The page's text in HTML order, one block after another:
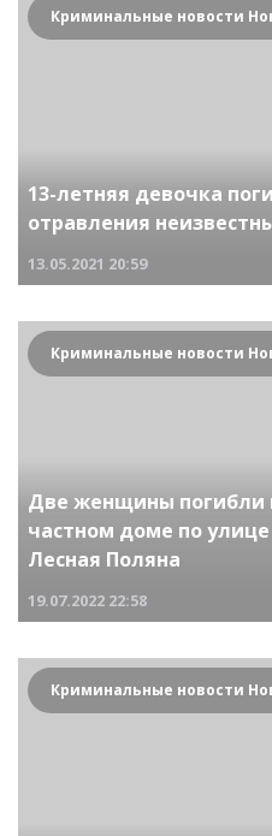
13-летняя девочка
отравления
13.05.2021 20:59
Две женщины погибли
частном доме по
Лесная Поляна
19.07.2022 22:58